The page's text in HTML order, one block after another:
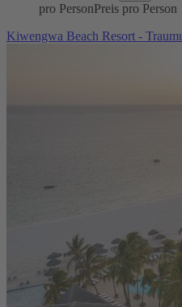
pro PersonPreis pro Person
Kiwengwa Beach Resort -